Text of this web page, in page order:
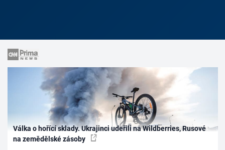
Válka o hořící sklady. Ukrajinci udeřili na Wildberries, Rusové
na zemědělské zásoby